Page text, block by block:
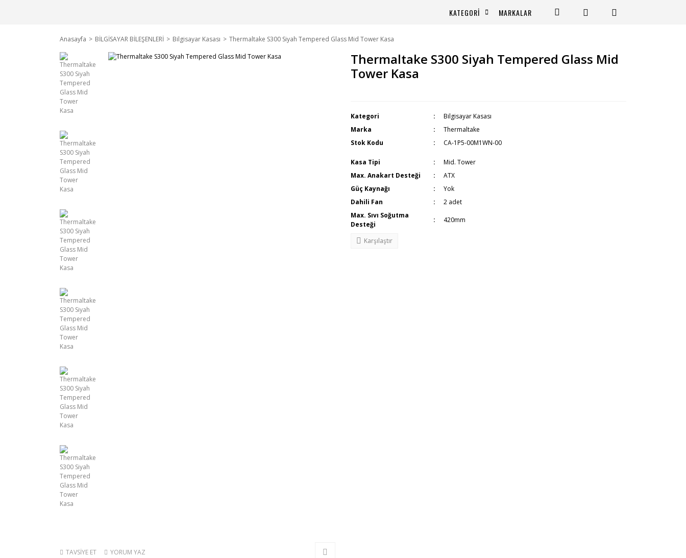
KATEGORİ MARKALAR
Anasayfa BİLGİSAYAR BİLEŞENLERİ Bilgisayar Kasası Thermaltake S300 Siyah Tempered Glass Mid Tower Kasa
TAVSİYE ET YORUM YAZ
Thermaltake S300 Siyah Tempered Glass Mid
Tower Kasa
Kategori
Bilgisayar Kasası
Marka
Thermaltake
Stok Kodu
CA-1P5-00M1WN-00
Kasa Tipi
Mid. Tower
Max. Anakart Desteği
ATX
Güç Kaynağı
Yok
Dahili Fan
2 adet
Max. Sıvı Soğutma
Desteği
420mm
Karşılaştır